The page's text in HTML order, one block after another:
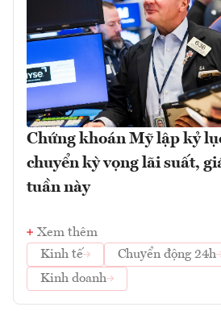
Chứng khoán Mỹ lập kỷ
chuyển kỳ vọng lãi suất,
tuần này
Xem thêm
Kinh tế
Chuyển động 24h
Kinh doanh